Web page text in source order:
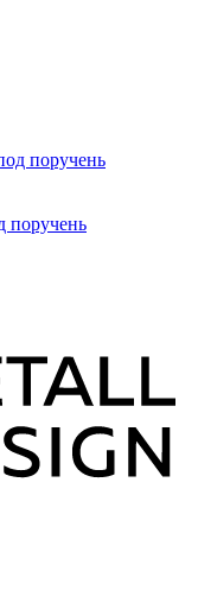
поручень